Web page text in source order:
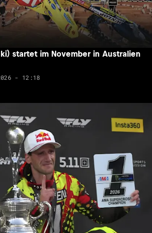
startet im November in Australien
- 12:18